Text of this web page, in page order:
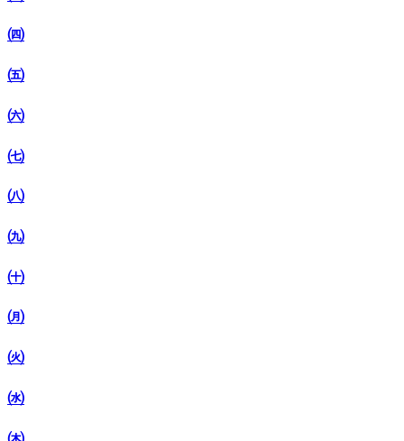
㈣
㈤
㈥
㈦
㈧
㈨
㈩
㈪
㈫
㈬